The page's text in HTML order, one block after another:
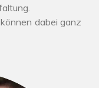
dabei ganz